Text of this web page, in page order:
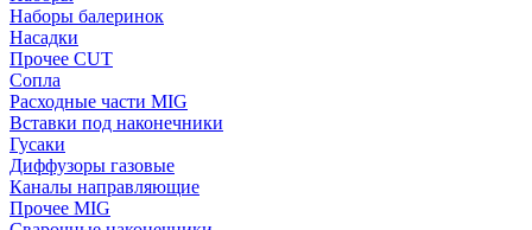
Наборы балеринок
Насадки
Прочее CUT
Сопла
Расходные части MIG
Вставки под наконечники
Гусаки
Диффузоры газовые
Каналы направляющие
Прочее MIG